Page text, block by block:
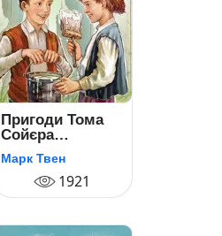
Пригоди Тома
Сойєра
(Походеньки
Тома Сойєра)
Марк Твен
1921